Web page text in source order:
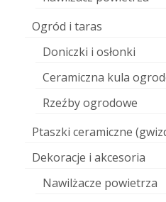
Ogród i taras
Doniczki i osłonki
Ceramiczna kula
Rzeźby ogrodowe
Ptaszki ceramiczne
Dekoracje i akcesoria
Nawilżacze powietrza